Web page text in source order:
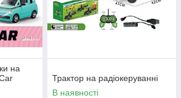
на
Трактор на радіокеруванні
В наявності